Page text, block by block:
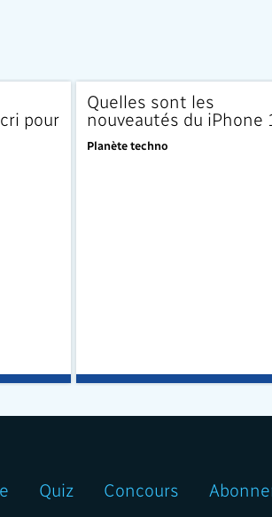
pour
Quelles sont les
nouveautés du iPhone
Planète techno
Quiz Concours